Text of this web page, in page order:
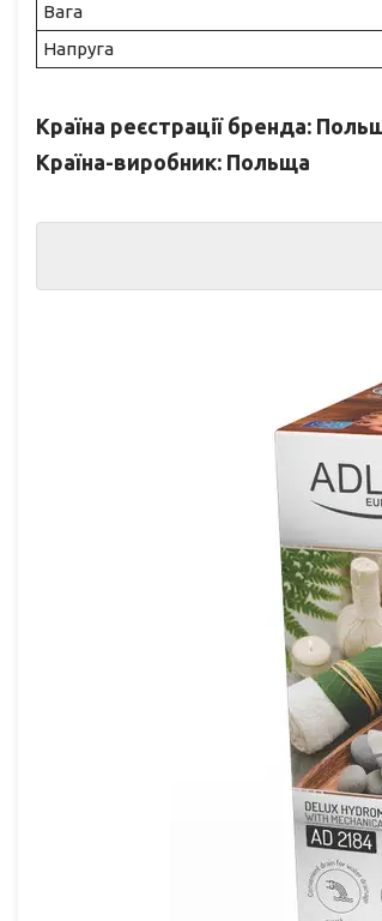
Вага
Напруга
Країна реєстрації бренда:
Країна-виробник: Польща